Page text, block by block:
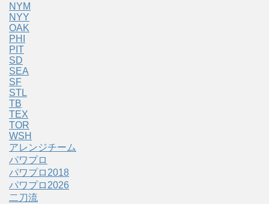
NYM
NYY
OAK
PHI
PIT
SD
SEA
SF
STL
TB
TEX
TOR
WSH
アレンジチーム
パワプロ
パワプロ2018
パワプロ2026
二刀流